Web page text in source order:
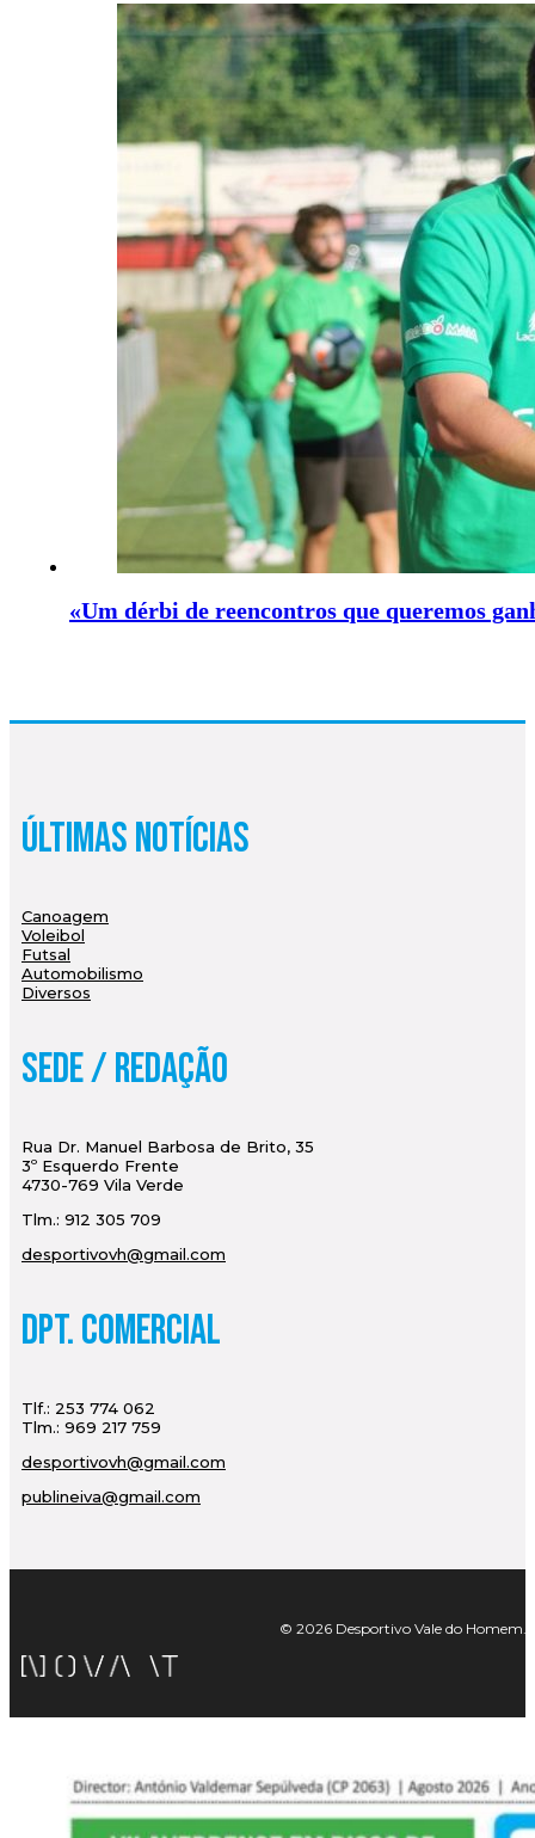
«Um dérbi de reencontros que queremos
Últimas Notícias
Canoagem
Voleibol
Futsal
Automobilismo
Diversos
Sede / Redação
Rua Dr. Manuel Barbosa de Brito, 35
3º Esquerdo Frente
4730-769 Vila Verde
Tlm.: 912 305 709
desportivovh@gmail.com
Dpt. Comercial
Tlf.: 253 774 062
Tlm.: 969 217 759
desportivovh@gmail.com
publineiva@gmail.com
© 2026 Desportivo Vale do Homem.